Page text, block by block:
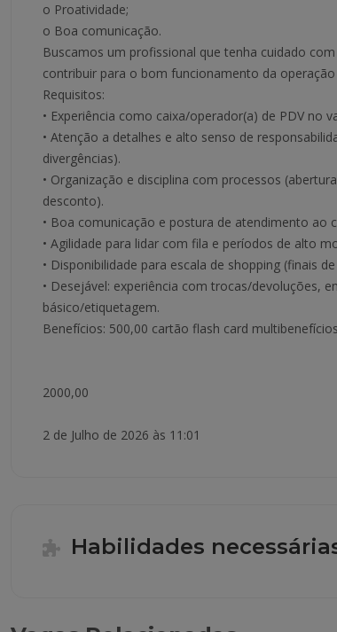
o Proatividade;
o Boa comunicação.
Buscamos um profissional que tenha cuidado
contribuir para o bom funcionamento da
Requisitos:
• Experiência como caixa/operador(a) de PDV no
• Atenção a detalhes e alto senso de
divergências).
• Organização e disciplina com processos
desconto).
• Boa comunicação e postura de atendimento ao
• Agilidade para lidar com fila e períodos de alto
• Disponibilidade para escala de shopping (finais
• Desejável: experiência com trocas/devoluções,
básico/etiquetagem.
Benefícios: 500,00 cartão flash card
2000,00
2 de Julho de 2026 às 11:01
Habilidades